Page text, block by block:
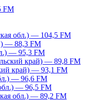
FM
обл.) — 104,5 FM
— 88,3 FM
— 95,3 FM
край) — 89,8 FM
край) — 93,1 FM
— 96,6 FM
— 96,5 FM
обл.) — 89,2 FM